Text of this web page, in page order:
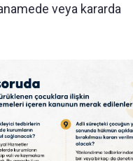
veya kararda